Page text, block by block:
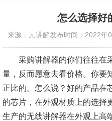
怎么选择好
来源：元讲解发布时间：2022年
采购讲解器的你们往往在
量，反而愿意去看价格。你要
正比的。怎么说？好的产品在
的芯片，在外观材质上的选择
生产的无线讲解器在外观上高